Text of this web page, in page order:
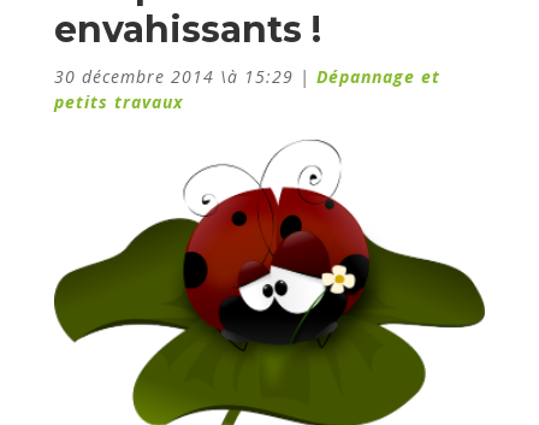
envahissants !
30 décembre 2014 \à 15:29 | Dépannage et
petits travaux